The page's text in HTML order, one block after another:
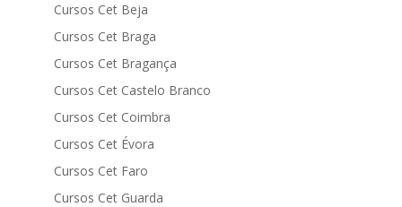
Cursos Cet Beja
Cursos Cet Braga
Cursos Cet Bragança
Cursos Cet Castelo Branco
Cursos Cet Coimbra
Cursos Cet Évora
Cursos Cet Faro
Cursos Cet Guarda